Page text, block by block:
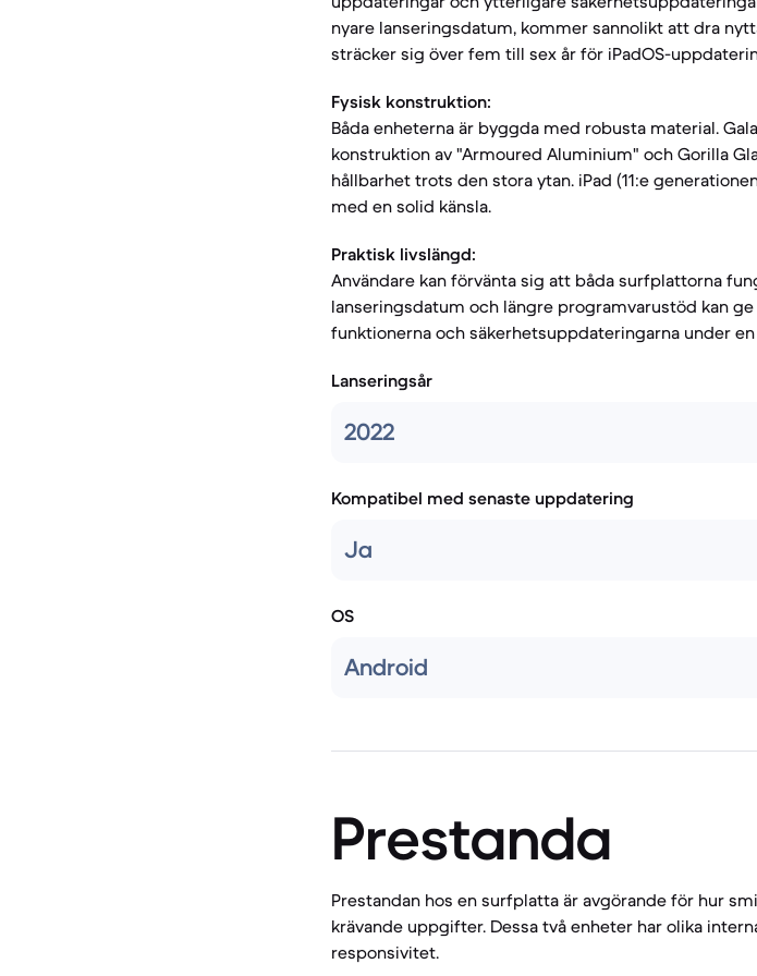
nyare lanseringsdatum, kommer sannolikt att dra
sträcker sig över fem till sex år för iPadOS-
Fysisk konstruktion:
Båda enheterna är byggda med robusta material.
konstruktion av "Armoured Aluminium" och Gorilla
hållbarhet trots den stora ytan. iPad (11:e
med en solid känsla.
Praktisk livslängd:
Användare kan förvänta sig att båda surfplattorna
lanseringsdatum och längre programvarustöd kan
funktionerna och säkerhetsuppdateringarna under
Lanseringsår
2022
Kompatibel med senaste uppdatering
Ja
OS
Android
Prestanda
Prestandan hos en surfplatta är avgörande för hur
krävande uppgifter. Dessa två enheter har olika
responsivitet.